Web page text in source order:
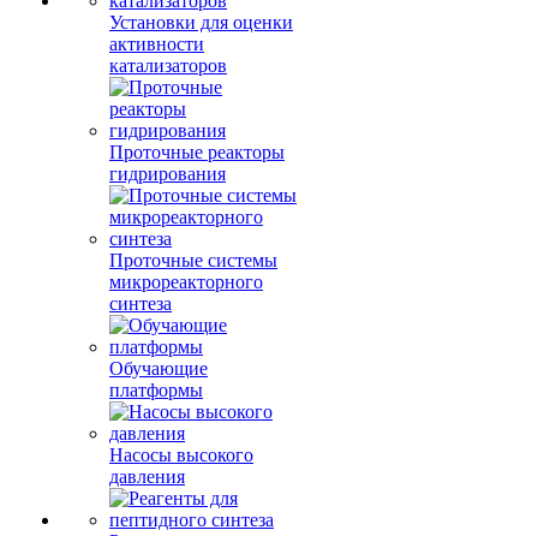
Установки для оценки
активности
катализаторов
Проточные реакторы
гидрирования
Проточные системы
микрореакторного
синтеза
Обучающие
платформы
Насосы высокого
давления